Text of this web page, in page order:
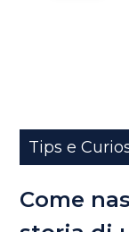
Tips e
Come